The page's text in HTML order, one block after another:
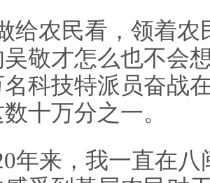
农民看，领着农
吴敬才怎么也不会
科技特派员奋战
十万分之一。
来，我一直在八